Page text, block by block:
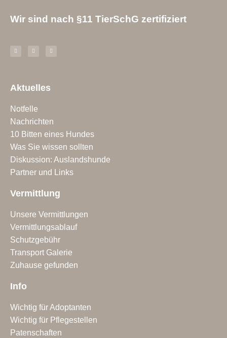
Wir sind nach §11 TierSchG zertifiziert
Aktuelles
Notfelle
Nachrichten
10 Bitten eines Hundes
Was Sie wissen sollten
Diskussion: Auslandshunde
Partner und Links
Vermittlung
Unsere Vermittlungen
Vermittlungsablauf
Schutzgebühr
Transport Galerie
Zuhause gefunden
Info
Wichtig für Adoptanten
Wichtig für Pflegestellen
Patenschaften